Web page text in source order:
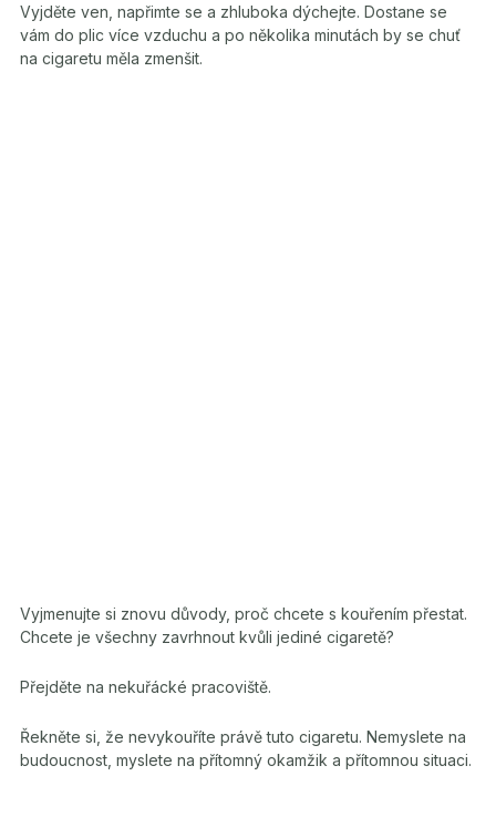
Vyjděte ven, napřimte se a zhluboka dýchejte. Dostane se
vám do plic více vzduchu a po několika minutách by se chuť
na cigaretu měla zmenšit.
Vyjmenujte si znovu důvody, proč chcete s kouřením přestat.
Chcete je všechny zavrhnout kvůli jediné cigaretě?
Přejděte na nekuřácké pracoviště.
Řekněte si, že nevykouříte právě tuto cigaretu. Nemyslete na
budoucnost, myslete na přítomný okamžik a přítomnou situaci.